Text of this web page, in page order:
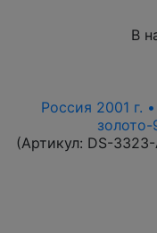
В
Россия 2001 г.
(Артикул: DS-